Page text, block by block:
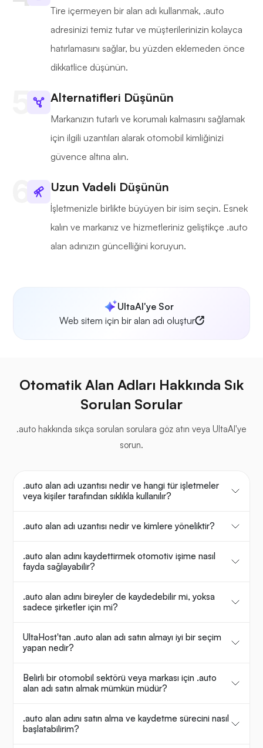
Tire içermeyen bir alan adı kullanmak, .auto
adresinizi temiz tutar ve müşterilerinizin kolayca
hatırlamasını sağlar, bu yüzden eklemeden önce
dikkatlice düşünün.
Alternatifleri Düşünün
Markanızın tutarlı ve korumalı kalmasını sağlamak
için ilgili uzantıları alarak otomobil kimliğinizi
güvence altına alın.
Uzun Vadeli Düşünün
İşletmenizle birlikte büyüyen bir isim seçin. Esnek
kalın ve markanız ve hizmetleriniz geliştikçe .auto
alan adınızın güncelliğini koruyun.
UltaAI'ye Sor
Web sitem için bir alan adı oluştur
Otomatik Alan Adları Hakkında Sık
Sorulan Sorular
.auto hakkında sıkça sorulan sorulara göz atın veya UltaAI'ye
sorun.
.auto alan adı uzantısı nedir ve hangi tür işletmeler
veya kişiler tarafından sıklıkla kullanılır?
.auto alan adı uzantısı nedir ve kimlere yöneliktir?
.auto alan adını kaydettirmek otomotiv işime nasıl
fayda sağlayabilir?
.auto alan adını bireyler de kaydedebilir mi, yoksa
sadece şirketler için mi?
UltaHost'tan .auto alan adı satın almayı iyi bir seçim
yapan nedir?
Belirli bir otomobil sektörü veya markası için .auto
alan adı satın almak mümkün müdür?
.auto alan adını satın alma ve kaydetme sürecini nasıl
başlatabilirim?